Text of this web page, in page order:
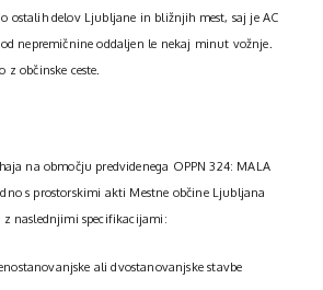
ostalih delov Ljubljane in bližnjih mest, saj je AC
nepremičnine oddaljen le nekaj minut vožnje.
z občinske ceste.
na območju predvidenega OPPN 324: MALA
s prostorskimi akti Mestne občine Ljubljana
naslednjimi specifikacijami:
ali dvostanovanjske stavbe